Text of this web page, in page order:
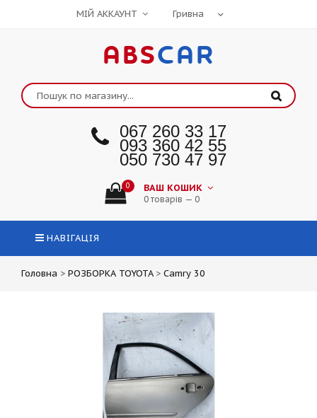
МІЙ АККАУНТ
ABSCAR
067 260 33 17
093 360 42 55
050 730 47 97
0 ВАШ КОШИК
0 товарів — 0
НАВІГАЦІЯ
Головна > РОЗБОРКА TOYOTA > Camry 30